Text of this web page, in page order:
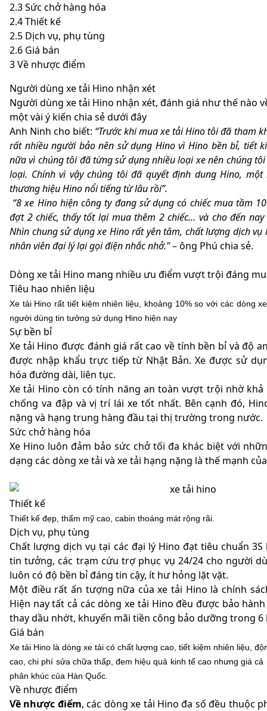
2.3Sức chở hàng hóa
2.4Thiết kế
2.5 Dịch vụ, phụ tùng
2.6 Giá bán
3Về nhược điểm
Người dùng xe tải Hino nhận xét
Người dùng xe tải Hino nhận xét, đánh giá như thế nào
một vài ý kiến chia sẻ dưới đây
Anh Ninh cho biết: “Trước khi mua xe tải Hino tôi đã tham
rất nhiều người bảo nên sử dụng Hino vì Hino bền bỉ, tiết
nữa vì chúng tôi đã từng sử dụng nhiều loại xe nên chúng
loại. Chính vì vậy chúng tôi đã quyết định dung Hino,
thương hiệu Hino nổi tiếng từ lâu rồi”.
“8 xe Hino hiện công ty đang sử dụng có chiếc mua tầm
đợt 2 chiếc, thấy tốt lại mua thêm 2 chiếc… và cho đến
Nhìn chung sử dụng xe Hino rất yên tâm, chất lượng dịch
nhân viên đại lý lại gọi điện nhắc nhở."– ông Phú chia sẻ.
Dòng xe tải Hino mang nhiều ưu điểm vượt trội đáng
Tiêu hao nhiên liệu
Xe tải Hino rất tiết kiệm nhiên liệu, khoảng 10% so với các dòng
người dùng tin tưởng sử dụng Hino hiện nay
Sự bền bỉ
Xe tải Hino được đánh giá rất cao về tính bền bỉ và độ
được nhập khẩu trực tiếp từ Nhật Bản. Xe được sử
hóa đường dài, liên tục.
Xe tải Hino còn có tính năng an toàn vượt trội nhờ
chống va đập và vị trí lái xe tốt nhất. Bên cạnh đó,
nặng và hạng trung hàng đầu tại thị trường trong nước.
Sức chở hàng hóa
Xe Hino luôn đảm bảo sức chở tối đa khác biệt với
dạng các dòng xe tải và xe tải hạng nặng là thế mạnh
Thiết kế
Thiết kế đẹp, thẩm mỹ cao, cabin thoáng mát rộng rãi.
Dịch vụ, phụ tùng
Chất lượng dịch vụ tại các đại lý Hino đạt tiêu chuẩn
tin tưởng, các trạm cứu trợ phục vụ 24/24 cho người
luôn có độ bền bỉ đáng tin cậy, ít hư hỏng lặt vặt.
Một điều rất ấn tượng nữa của xe tải Hino là chính
Hiện nay tất cả các dòng xe tải Hino đều được bảo
thay dầu nhớt, khuyến mãi tiền công bảo dưỡng trong 6
Giá bán
Xe tải Hino là dòng xe tải có chất lượng cao, tiết kiệm nhiên liệu,
cao, chi phí sửa chữa thấp, đem hiệu quả kinh tế cao nhưng giá
phân khúc của Hàn Quốc.
Về nhược điểm
Về nhược điểm, các dòng xe tải Hino đa số đều thuộc